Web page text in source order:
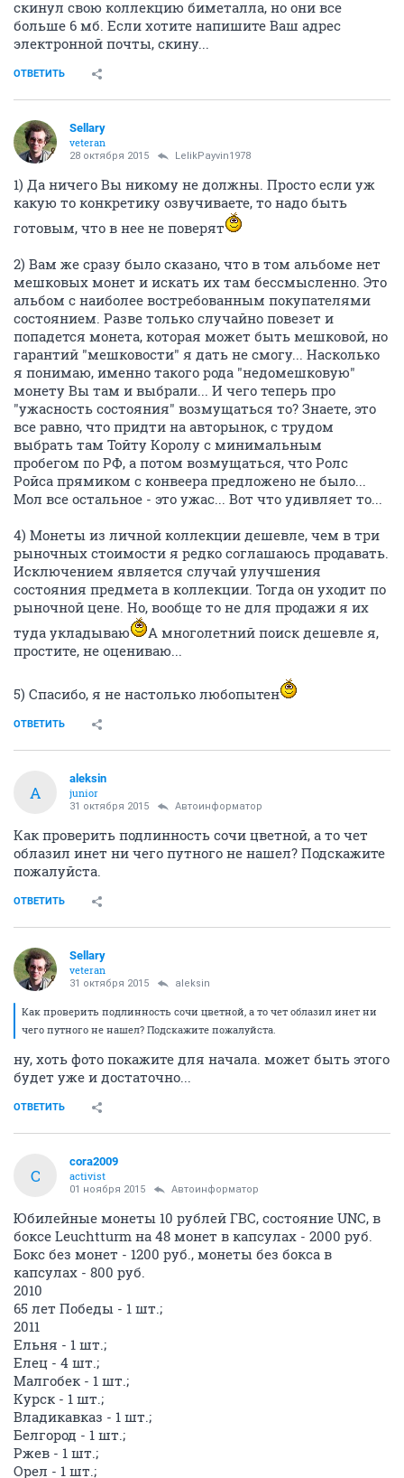
скинул свою коллекцию биметалла, но они все
больше 6 мб. Если хотите напишите Ваш адрес
электронной почты, скину...
ОТВЕТИТЬ
Sellary
veteran
28 октября 2015 LelikPayvin1978
1) Да ничего Вы никому не должны. Просто если уж
какую то конкретику озвучиваете, то надо быть
готовым, что в нее не поверят
2) Вам же сразу было сказано, что в том альбоме нет
мешковых монет и искать их там бессмысленно. Это
альбом с наиболее востребованным покупателями
состоянием. Разве только случайно повезет и
попадется монета, которая может быть мешковой, но
гарантий "мешковости" я дать не смогу... Насколько
я понимаю, именно такого рода "недомешковую"
монету Вы там и выбрали... И чего теперь про
"ужасность состояния" возмущаться то? Знаете, это
все равно, что придти на авторынок, с трудом
выбрать там Тойту Королу с минимальным
пробегом по РФ, а потом возмущаться, что Ролс
Ройса прямиком с конвеера предложено не было...
Мол все остальное - это ужас... Вот что удивляет то...
4) Монеты из личной коллекции дешевле, чем в три
рыночных стоимости я редко соглашаюсь продавать.
Исключением является случай улучшения
состояния предмета в коллекции. Тогда он уходит по
рыночной цене. Но, вообще то не для продажи я их
туда укладываю
А многолетний поиск дешевле я,
простите, не оцениваю...
5) Спасибо, я не настолько любопытен
ОТВЕТИТЬ
A
aleksin
junior
31 октября 2015 Автоинформатор
Как проверить подлинность сочи цветной, а то чет
облазил инет ни чего путного не нашел? Подскажите
пожалуйста.
ОТВЕТИТЬ
Sellary
veteran
31 октября 2015 aleksin
Как проверить подлинность сочи цветной, а то чет облазил инет ни
чего путного не нашел? Подскажите пожалуйста.
ну, хоть фото покажите для начала. может быть этого
будет уже и достаточно...
ОТВЕТИТЬ
C
cora2009
activist
01 ноября 2015 Автоинформатор
Юбилейные монеты 10 рублей ГВС, состояние UNC, в
боксе Leuchtturm на 48 монет в капсулах - 2000 руб.
Бокс без монет - 1200 руб., монеты без бокса в
капсулах - 800 руб.
2010
65 лет Победы - 1 шт.;
2011
Ельня - 1 шт.;
Елец - 4 шт.;
Малгобек - 1 шт.;
Курск - 1 шт.;
Владикавказ - 1 шт.;
Белгород - 1 шт.;
Ржев - 1 шт.;
Орел - 1 шт.;